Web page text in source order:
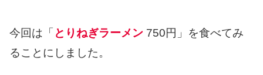
今回は「 とりねぎラーメン 750円」を食べてみ
ることにしました。